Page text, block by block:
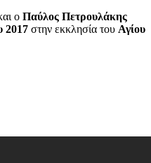
ο Παύλος Πετρουλάκης
2017 στην εκκλησία του Αγίου